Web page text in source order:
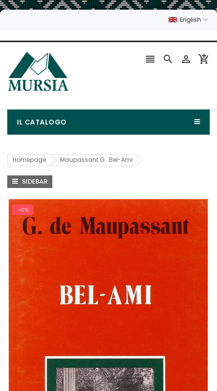
English
   
IL CATALOGO
Homepage Maupassant G.: Bel-Ami
SIDEBAR
-0%